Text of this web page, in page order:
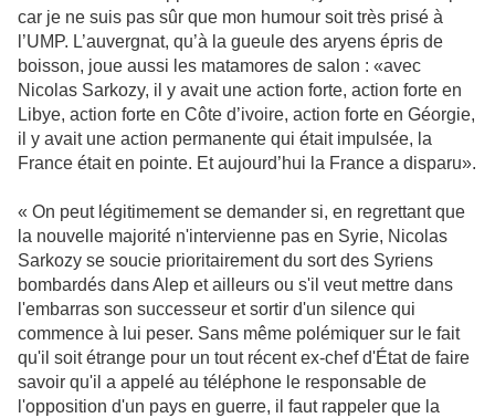
car je ne suis pas sûr que mon humour soit très prisé à
l’UMP. L’auvergnat, qu’à la gueule des aryens épris de
boisson, joue aussi les matamores de salon : «avec
Nicolas Sarkozy, il y avait une action forte, action forte en
Libye, action forte en Côte d’ivoire, action forte en Géorgie,
il y avait une action permanente qui était impulsée, la
France était en pointe. Et aujourd’hui la France a disparu».
« On peut légitimement se demander si, en regrettant que
la nouvelle majorité n'intervienne pas en Syrie, Nicolas
Sarkozy se soucie prioritairement du sort des Syriens
bombardés dans Alep et ailleurs ou s'il veut mettre dans
l'embarras son successeur et sortir d'un silence qui
commence à lui peser. Sans même polémiquer sur le fait
qu'il soit étrange pour un tout récent ex-chef d'État de faire
savoir qu'il a appelé au téléphone le responsable de
l'opposition d'un pays en guerre, il faut rappeler que la